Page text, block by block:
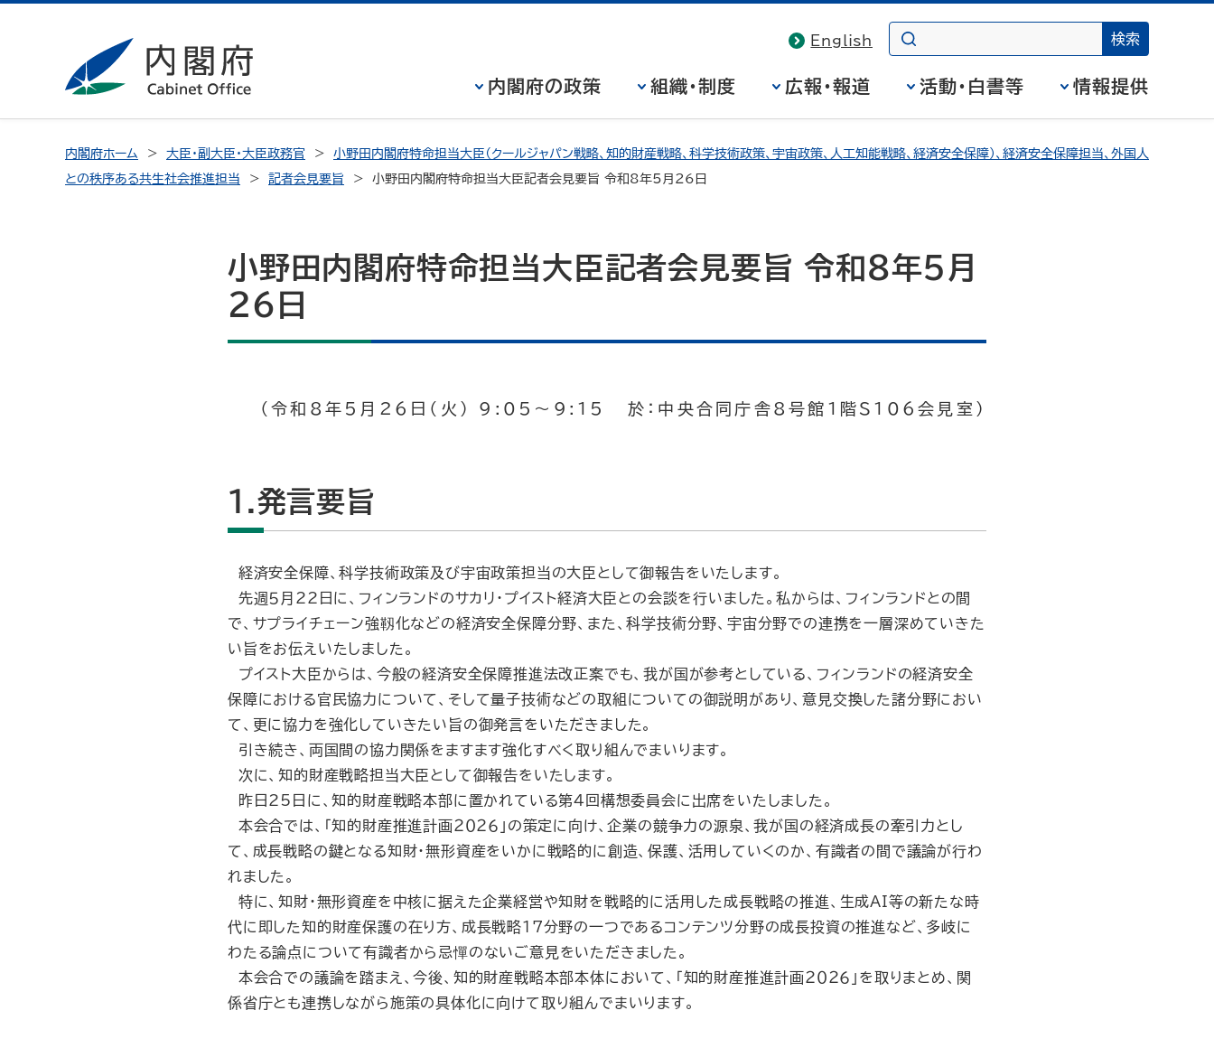
English
内閣府の政策 組織・制度 広報・報道 活動・白書等 情報提供
内閣府ホーム 大臣・副大臣・大臣政務官
小野田内閣府特命担当大臣（クールジャパン戦略、知的財産戦略、科学技術政策、宇宙政策、人工知能戦略、経済安全保障）、経済安全保障担当、外国人
との秩序ある共生社会推進担当
記者会見要旨 小野田内閣府特命担当大臣記者会見要旨 令和8年5月26日
小野田内閣府特命担当大臣記者会見要旨 令和8年5月
26日
（令和8年5月26日（火） 9:05～9:15 於：中央合同庁舎8号館1階S106会見室）
1.発言要旨
経済安全保障、科学技術政策及び宇宙政策担当の大臣として御報告をいたします。
先週５月22日に、フィンランドのサカリ・プイスト経済大臣との会談を行いました。私からは、フィンランドとの間
で、サプライチェーン強靱化などの経済安全保障分野、また、科学技術分野、宇宙分野での連携を一層深めていきた
い旨をお伝えいたしました。
プイスト大臣からは、今般の経済安全保障推進法改正案でも、我が国が参考としている、フィンランドの経済安全
保障における官民協力について、そして量子技術などの取組についての御説明があり、意見交換した諸分野におい
て、更に協力を強化していきたい旨の御発言をいただきました。
引き続き、両国間の協力関係をますます強化すべく取り組んでまいります。
次に、知的財産戦略担当大臣として御報告をいたします。
昨日25日に、知的財産戦略本部に置かれている第４回構想委員会に出席をいたしました。
本会合では、「知的財産推進計画２０２６」の策定に向け、企業の競争力の源泉、我が国の経済成長の牽引力とし
て、成長戦略の鍵となる知財・無形資産をいかに戦略的に創造、保護、活用していくのか、有識者の間で議論が行わ
れました。
特に、知財・無形資産を中核に据えた企業経営や知財を戦略的に活用した成長戦略の推進、生成AI等の新たな時
代に即した知的財産保護の在り方、成長戦略17分野の一つであるコンテンツ分野の成長投資の推進など、多岐に
わたる論点について有識者から忌憚のないご意見をいただきました。
本会合での議論を踏まえ、今後、知的財産戦略本部本体において、「知的財産推進計画２０２６」を取りまとめ、関
係省庁とも連携しながら施策の具体化に向けて取り組んでまいります。